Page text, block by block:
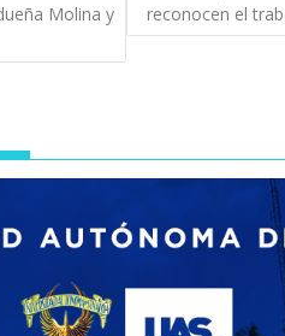
Molina y
reconocen el